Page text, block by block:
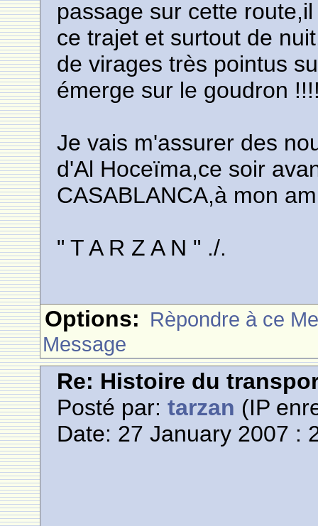
passage sur cette
ce trajet et surtout de
de virages très pointus
émerge sur le goudron
Je vais m'assurer des
d'Al Hoceïma,ce soir
CASABLANCA,à mon
" T A R Z A N " ./.
Options: Rèpondre à ce
Message
Re: Histoire du
Posté par:tarzan (IP
Date: 27 January 2007 :